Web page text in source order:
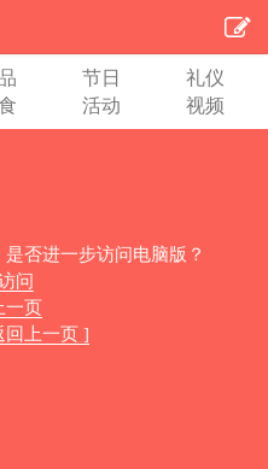
节日
礼仪
活动 视频
否进一步访问电脑版？
问
一页
回上一页 ]